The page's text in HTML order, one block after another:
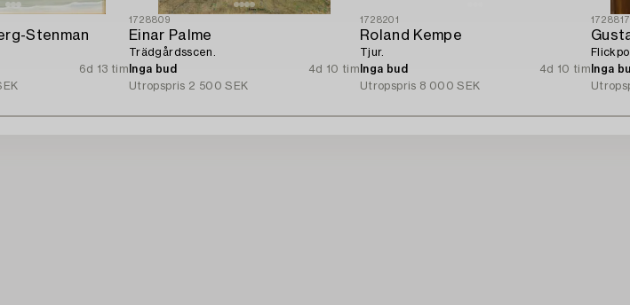
Stenman
6d 13 tim
1728809
Einar Palme
Trädgårdsscen.
Inga bud
4d 10 tim
Utropspris 2 500 SEK
1728201
Roland Kempe
Tjur.
Inga bud
4d 10 tim
Utropspris 8 000 SEK
Inga